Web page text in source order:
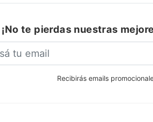
¡No te pierdas nuestras
Recibirás emails